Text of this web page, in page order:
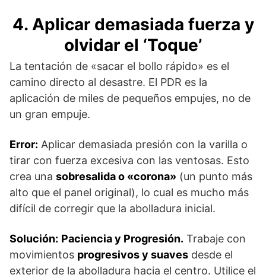
4. Aplicar demasiada fuerza y
olvidar el ‘Toque’
La tentación de «sacar el bollo rápido» es el
camino directo al desastre. El PDR es la
aplicación de miles de pequeños empujes, no de
un gran empuje.
Error: Aplicar demasiada presión con la varilla o
tirar con fuerza excesiva con las ventosas. Esto
crea una sobresalida o «corona» (un punto más
alto que el panel original), lo cual es mucho más
difícil de corregir que la abolladura inicial.
Solución: Paciencia y Progresión. Trabaje con
movimientos progresivos y suaves desde el
exterior de la abolladura hacia el centro. Utilice el